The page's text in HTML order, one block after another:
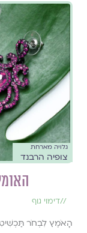
גלויה מארחת
צופיה הרבנד
//דימוי גוף
הָאֹמֶץ לִבְחֹר